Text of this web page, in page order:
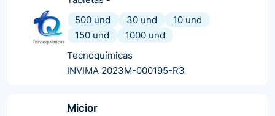
500 und
30 und
10 und
150 und
1000 und
Tecnoquímicas
INVIMA 2023M-000195-R3
Micior